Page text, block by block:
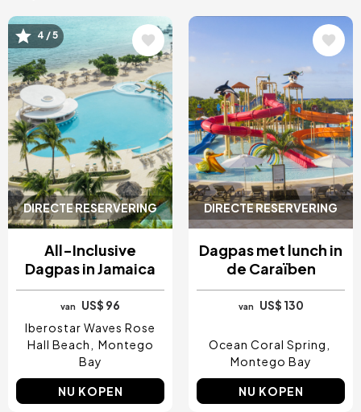
DIRECTE RESERVERING
Afbeelding
4 / 5
All-Inclusive
Dagpas in Jamaica
van
US$ 96
Iberostar Waves Rose
Hall Beach
Montego
Bay
NU KOPEN
DIRECTE RESERVERING
Afbeelding
Dagpas met lunch in
de Caraïben
van US$ 130
Ocean Coral Spring
Montego Bay
NU KOPEN